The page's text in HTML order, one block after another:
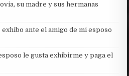
su madre y sus hermanas
exhibo ante el amigo de mi esposo
le gusta exhibirme y paga el